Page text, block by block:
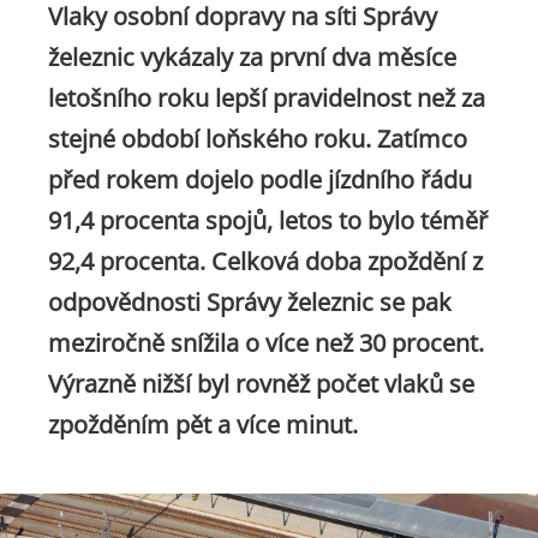
Vlaky osobní dopravy na síti Správy
železnic vykázaly za první dva měsíce
letošního roku lepší pravidelnost než za
stejné období loňského roku. Zatímco
před rokem dojelo podle jízdního řádu
91,4 procenta spojů, letos to bylo téměř
92,4 procenta. Celková doba zpoždění z
odpovědnosti Správy železnic se pak
meziročně snížila o více než 30 procent.
Výrazně nižší byl rovněž počet vlaků se
zpožděním pět a více minut.